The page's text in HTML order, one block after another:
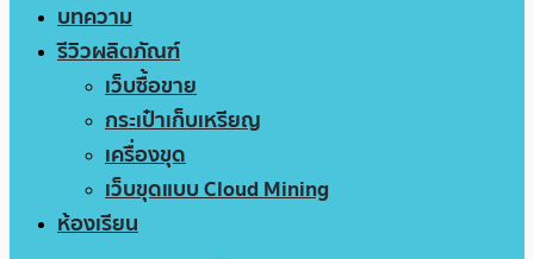
บทความ
รีวิวผลิตภัณฑ์
เว็บซื้อขาย
กระเป๋าเก็บเหรียญ
เครื่องขุด
เว็บขุดแบบ Cloud Mining
ห้องเรียน